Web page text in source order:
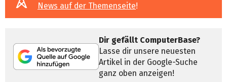
News auf der Themenseite!
Dir gefällt ComputerBase?
Lasse dir unsere neuesten
Artikel in der Google-Suche
ganz oben anzeigen!